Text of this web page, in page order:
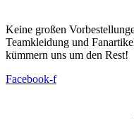
Keine großen
Teamkleidung und
kümmern uns um den Rest!
Facebook-f